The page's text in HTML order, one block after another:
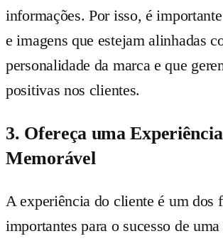
informações. Por isso, é
e imagens que estejam alinhadas
personalidade da marca e que
positivas nos clientes.
3. Ofereça uma Experiência
Memorável
A experiência do cliente é um dos
importantes para o sucesso de